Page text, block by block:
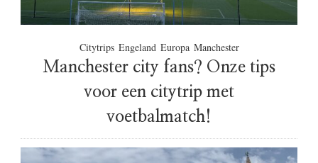
Citytrips Engeland Europa Manchester
Manchester city fans? Onze tips
voor een citytrip met
voetbalmatch!